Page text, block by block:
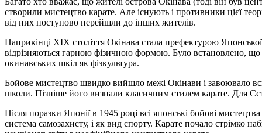
створили мистецтво карате. Але існують і противники цієї
від них поступово перейшли до інших жителів.
Наприкінці ХІХ століття Окінава стала префектурою
відрізняються гарною фізичною формою. Було встановлено,
окинавських шкіл як фізкультура.
Бойове мистецтво швидко вийшло межі Окінави і завоювало
школи. Пізніше його визнали класичним стилем карате. Для
Після поразки Японії в 1945 році всі японські бойові
система самозахисту, і як вид спорту. Карате почало стрімко